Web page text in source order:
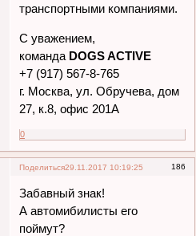
транспортными компаниями.
С уважением,
команда DOGS ACTIVE
+7 (917) 567-8-765
г. Москва, ул. Обручева, дом
27, к.8, офис 201А
0
Поделиться 186
29.11.2017 10:19:25
Забавный знак!
А автомибилисты его
поймут?